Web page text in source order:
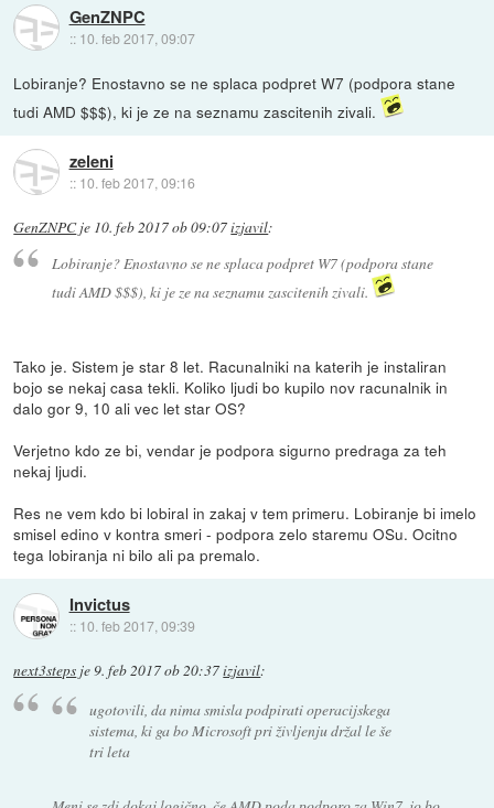
GenZNPC
:: 10. feb 2017, 09:07
Lobiranje? Enostavno se ne splaca podpret W7 (podpora stane
tudi AMD $$$), ki je ze na seznamu zascitenih zivali.
zeleni
:: 10. feb 2017, 09:16
GenZNPCje 10. feb 2017 ob 09:07izjavil:
Lobiranje? Enostavno se ne splaca podpret W7 (podpora stane
tudi AMD $$$), ki je ze na seznamu zascitenih zivali.
Tako je. Sistem je star 8 let. Racunalniki na katerih je instaliran
bojo se nekaj casa tekli. Koliko ljudi bo kupilo nov racunalnik in
dalo gor 9, 10 ali vec let star OS?
Verjetno kdo ze bi, vendar je podpora sigurno predraga za teh
nekaj ljudi.
Res ne vem kdo bi lobiral in zakaj v tem primeru. Lobiranje bi imelo
smisel edino v kontra smeri - podpora zelo staremu OSu. Ocitno
tega lobiranja ni bilo ali pa premalo.
Invictus
:: 10. feb 2017, 09:39
next3steps je9. feb 2017 ob 20:37izjavil:
ugotovili, da nima smisla podpirati operacijskega
sistema, ki ga bo Microsoft pri življenju držal le še
tri leta